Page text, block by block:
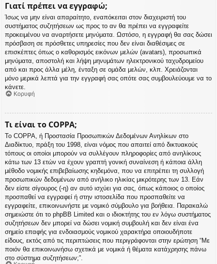
Γιατί πρέπει να εγγραφώ;
Ίσως να μην είναι απαραίτητο, εναπόκειται στον διαχειριστή του
συστήματος συζητήσεων ως προς το αν θα πρέπει να εγγραφείτε
προκειμένου να αναρτήσετε μηνύματα. Ωστόσο, η εγγραφή θα σας δώσει
πρόσβαση σε πρόσθετες υπηρεσίες που δεν είναι διαθέσιμες σε
επισκέπτες όπως ο καθορισμός εικόνων μελών (avatars), προσωπικά
μηνύματα, αποστολή και λήψη μηνυμάτων ηλεκτρονικού ταχυδρομείου
από και προς άλλα μέλη, ένταξη σε ομάδα μελών, κλπ. Χρειάζονται
μόνο μερικά λεπτά για την εγγραφή σας οπότε σας συμβουλεύουμε να το
κάνετε.
Κορυφή
Τι είναι το COPPA;
Το COPPA, ή Προστασία Προσωπικών Δεδομένων Ανηλίκων στο
Διαδίκτυο, πράξη του 1998, είναι νόμος που απαιτεί από δικτυακούς
τόπους οι οποίοι μπορούν να συλλέγουν πληροφορίες από ανηλίκους
κάτω των 13 ετών να έχουν γραπτή γονική συναίνεση ή κάποια άλλη
μέθοδο νομικής επιβεβαίωσης κηδεμόνα, που να επιτρέπει τη συλλογή
προσωπικών δεδομένων από ανήλικο ηλικίας μικρότερης των 13. Εάν
δεν είστε σίγουρος (-η) αν αυτό ισχύει για σας, όπως κάποιος ο οποίος
προσπαθεί να εγγραφεί ή στην ιστοσελίδα που προσπαθείτε να
εγγραφείτε, επικοινωνήστε με νομικό σύμβουλο για βοήθεια. Παρακαλώ
σημειώστε ότι το phpBB Limited και ο ιδιοκτήτης του εν λόγω συστήματος
συζητήσεων δεν μπορεί να δώσει νομική συμβουλή και δεν είναι ένα
σημείο επαφής για ενδοιασμούς νομικού χαρακτήρα οποιουδήποτε
είδους, εκτός από τις περιπτώσεις που περιγράφονται στην ερώτηση “Με
ποιόν θα επικοινωνήσω σχετικά με νομικά ή θέματα κατάχρησης πάνω
στο σύστημα συζητήσεων;”.